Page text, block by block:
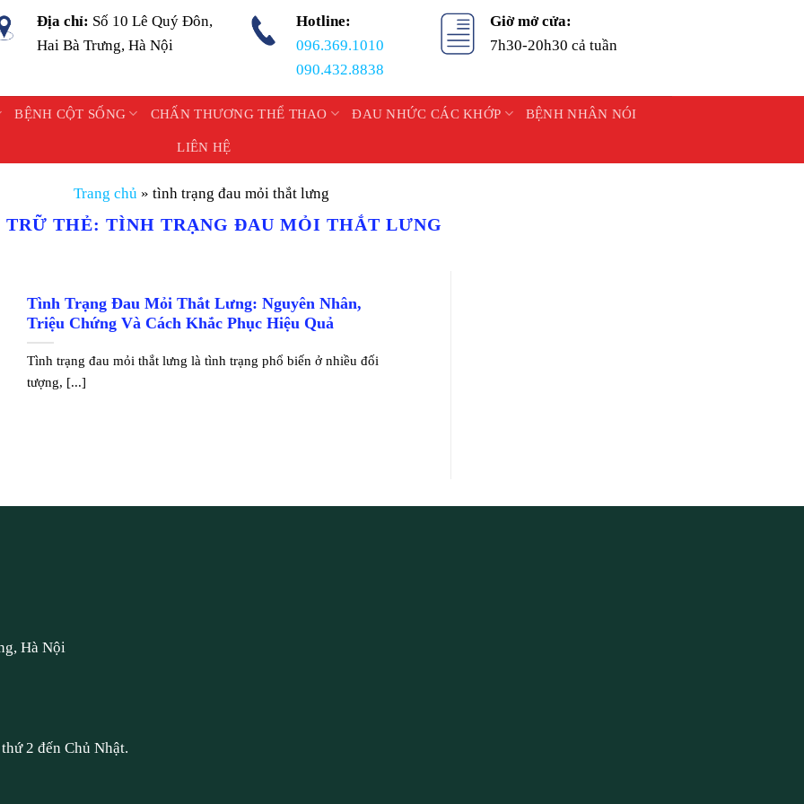
Địa chỉ: Số 10 Lê Quý Đôn,
Hai Bà Trưng, Hà Nội
Hotline:
096.369.1010
090.432.8838
Giờ mở cửa:
7h30-20h30 cả tuần
BỆNH CỘT SỐNG CHẤN THƯƠNG THỂ THAO ĐAU NHỨC CÁC KHỚP BỆNH NHÂN NÓI
LIÊN HỆ
Trang chủ » tình trạng đau mỏi thắt lưng
TRỮ THẺ:TÌNH TRẠNG ĐAU MỎI THẮT LƯNG
Tình Trạng Đau Mỏi Thắt Lưng: Nguyên Nhân,
Triệu Chứng Và Cách Khắc Phục Hiệu Quả
Tình trạng đau mỏi thắt lưng là tình trạng phổ biến ở nhiều đối
tượng, [...]
Hà Nội
2 đến Chủ Nhật.